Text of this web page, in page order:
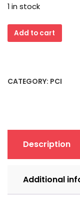
1 in stock
STB
Horizon
Grafikkarte
retro,
1995)
quantity
Add to cart
CATEGORY: PCI
Description
Additional